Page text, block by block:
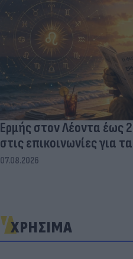
Ερμής στον Λέοντα έως
στις επικοινωνίες για
07.08.2026
ΧΡΗΣΙΜΑ